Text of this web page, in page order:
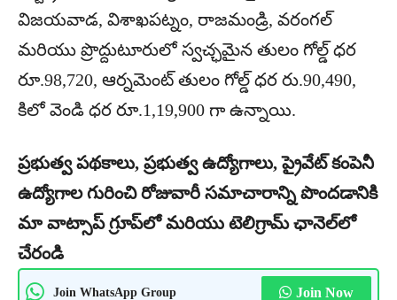
విజయవాడ, విశాఖపట్నం, రాజమండ్రి, వరంగల్
మరియు ప్రొద్దుటూరులో స్వచ్ఛమైన తులం గోల్డ్ ధర
రూ.98,720, ఆర్నమెంట్ తులం గోల్డ్ ధర రు.90,490,
కిలో వెండి ధర రూ.1,19,900 గా ఉన్నాయి.
ప్రభుత్వ పథకాలు, ప్రభుత్వ ఉద్యోగాలు, ప్రైవేట్ కంపెనీ
ఉద్యోగాల గురించి రోజువారీ సమాచారాన్ని పొందడానికి
మా వాట్సాప్ గ్రూప్‌లో మరియు టెలిగ్రామ్ ఛానెల్‌లో
చేరండి
Join WhatsApp Group Join Now